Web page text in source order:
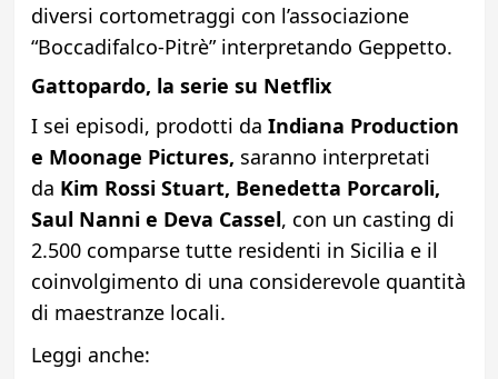
diversi cortometraggi con l’associazione
“Boccadifalco-Pitrè” interpretando Geppetto.
Gattopardo, la serie su Netflix
I sei episodi, prodotti da Indiana Production
e Moonage Pictures, saranno interpretati
da Kim Rossi Stuart, Benedetta Porcaroli,
Saul Nanni e Deva Cassel, con un casting di
2.500 comparse tutte residenti in Sicilia e il
coinvolgimento di una considerevole quantità
di maestranze locali.
Leggi anche: